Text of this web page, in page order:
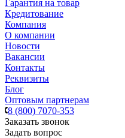
Гарантия на товар
Кредитование
Компания
О компании
Новости
Вакансии
Контакты
Реквизиты
Блог
Оптовым партнерам
8 (800) 7070-353
Заказать звонок
Задать вопрос